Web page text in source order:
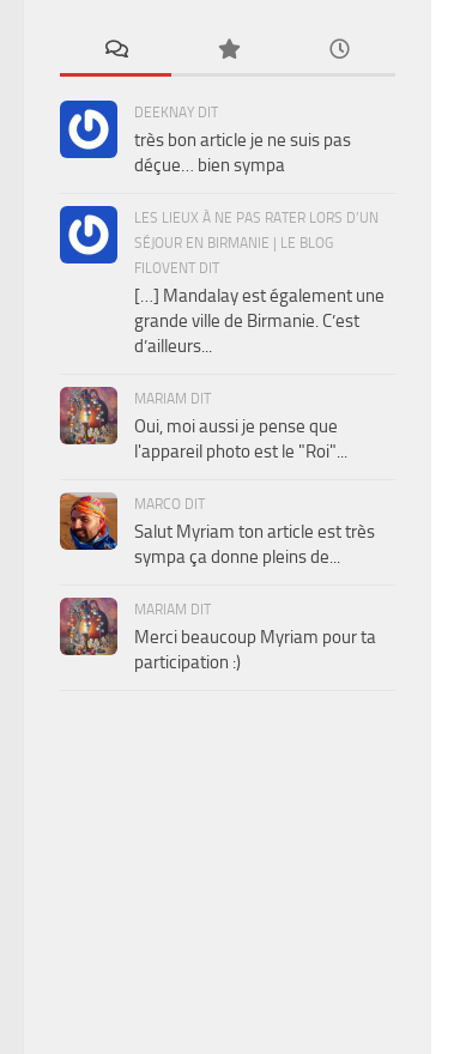
DEEKNAY DIT
très bon article je ne suis pas
déçue… bien sympa
LES LIEUX À NE PAS RATER LORS D’UN
SÉJOUR EN BIRMANIE | LE BLOG
FILOVENT DIT
[…] Mandalay est également une
grande ville de Birmanie. C’est
d’ailleurs...
MARIAM DIT
Oui, moi aussi je pense que
l'appareil photo est le "Roi"...
MARCO DIT
Salut Myriam ton article est très
sympa ça donne pleins de...
MARIAM DIT
Merci beaucoup Myriam pour ta
participation :)